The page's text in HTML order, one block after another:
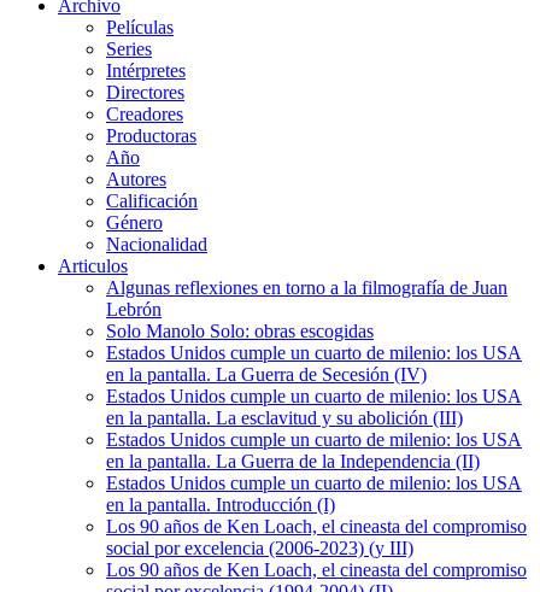
Archivo
Películas
Series
Intérpretes
Directores
Creadores
Productoras
Año
Autores
Calificación
Género
Nacionalidad
Articulos
Algunas reflexiones en torno a la filmografía de Juan
Lebrón
Solo Manolo Solo: obras escogidas
Estados Unidos cumple un cuarto de milenio: los USA
en la pantalla. La Guerra de Secesión (IV)
Estados Unidos cumple un cuarto de milenio: los USA
en la pantalla. La esclavitud y su abolición (III)
Estados Unidos cumple un cuarto de milenio: los USA
en la pantalla. La Guerra de la Independencia (II)
Estados Unidos cumple un cuarto de milenio: los USA
en la pantalla. Introducción (I)
Los 90 años de Ken Loach, el cineasta del compromiso
social por excelencia (2006-2023) (y III)
Los 90 años de Ken Loach, el cineasta del compromiso